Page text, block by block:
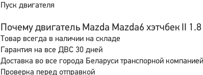
Пуск двигателя
Почему двигатель Mazda Mazda6 хэтчбек II 1.8
Товар всегда в наличии на складе
Гарантия на все ДВС 30 дней
Доставка во все города Беларуси транспорной компанией
Проверка перед отправкой